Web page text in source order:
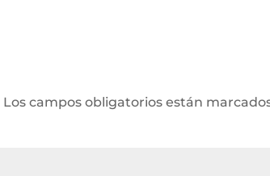
Los campos obligatorios están